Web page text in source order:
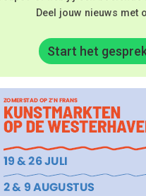
Deel jouw nieuws met
Start het